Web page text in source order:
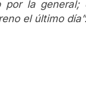
por la general;
el último